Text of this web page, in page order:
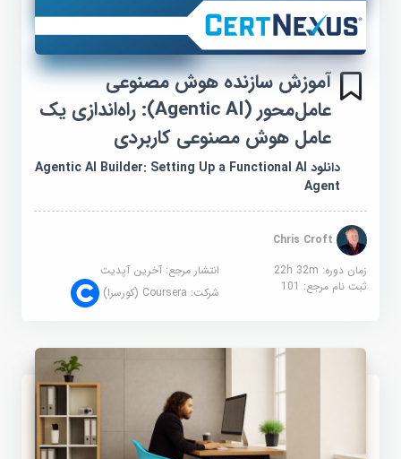
آموزش سازنده هوش مصنوعی
عامل‌محور (Agentic AI): راه‌اندازی یک
عامل هوش مصنوعی کاربردی
دانلود Agentic AI Builder: Setting Up a Functional AI
Agent
Chris Croft
زمان دوره: 22h 32m
انتشار مرجع:آخرین آپدیت
ثبت نام مرجع:101 شرکت:Coursera (کورسرا)